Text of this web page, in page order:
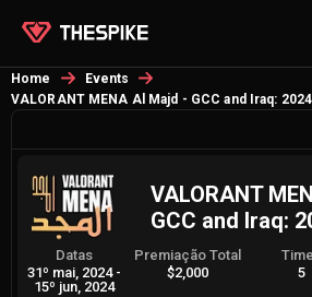
Home
Events
VALORANT MENA Al Majd - GCC and Iraq:
VALORANT
GCC and Iraq:
Datas
31º mai, 2024 -
15º jun, 2024
Premiação Total
$2,000
5